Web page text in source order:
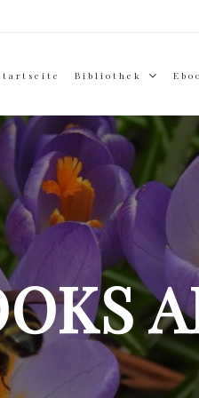
Bibliothek